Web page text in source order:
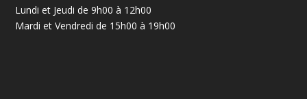
Lundi et Jeudi de 9h00 à 12h00
Mardi et Vendredi de 15h00 à 19h00